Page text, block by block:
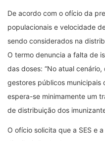
De acordo com o ofício da
populacionais e velocidade
sendo considerados na
O termo denuncia a falta de
das doses: “No atual
gestores públicos municipais
espera-se minimamente um
de distribuição dos
O ofício solicita que a SES e